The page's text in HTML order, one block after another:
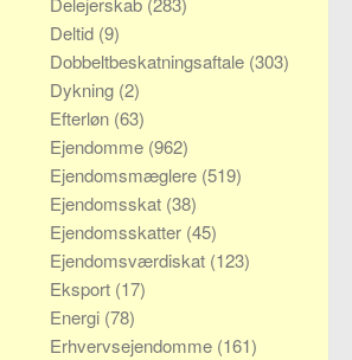
Deltid (9)
Dobbeltbeskatningsaftale (303)
Dykning (2)
Efterløn (63)
Ejendomme (962)
Ejendomsmæglere (519)
Ejendomsskat (38)
Ejendomsskatter (45)
Ejendomsværdiskat (123)
Eksport (17)
Energi (78)
Erhvervsejendomme (161)